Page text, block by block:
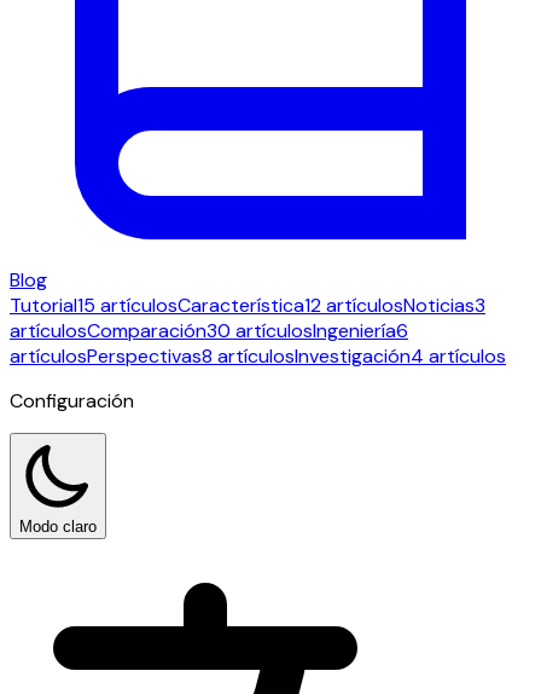
Blog
Tutorial15 artículosCaracterística12 artículosNoticias3
artículosComparación30 artículosIngeniería6
artículosPerspectivas8 artículosInvestigación4 artículos
Configuración
Modo claro